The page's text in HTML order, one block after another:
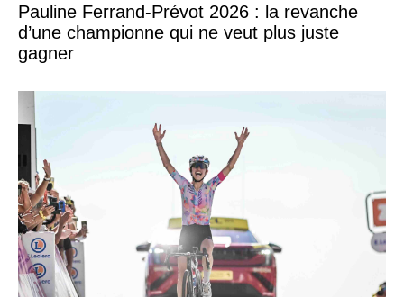
Pauline Ferrand-Prévot 2026 : la revanche
d’une championne qui ne veut plus juste
gagner